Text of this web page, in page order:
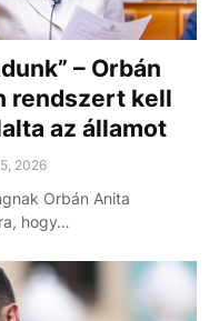
– Orbán
rendszert kell
az államot
2026
Orbán Anita
hogy…